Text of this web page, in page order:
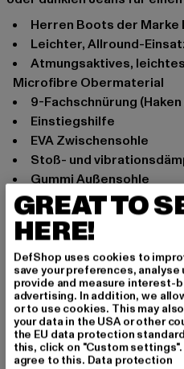
Herren Boots der
Leichter, Allround-
Atmungsaktives, leichtes, strapszierfähiges
Microfibre Obermaterial
9-Fachschnürung
Einstiegshilfe
EVA Zwischensohle
Stoß- und
Gummi Außensohle
Abriebfest, rutschfest
Anlass: Alltag, Freizeit
Schafthöhe: High Top
Marke: Brandit
Kat.: Winter Boots
Farbe: schwarz
Hersteller Farbe: black
Obermaterial: sonstiges
Innenfutter: Textil
GREAT TO
HERE!
DefShop uses cookies to
save your preferences, analyse
provide and measure interest-
advertising. In addition, we
or to use cookies. This may
your data in the USA or other
the EU data protection
this, click on "Custom
agree to this. Data protection